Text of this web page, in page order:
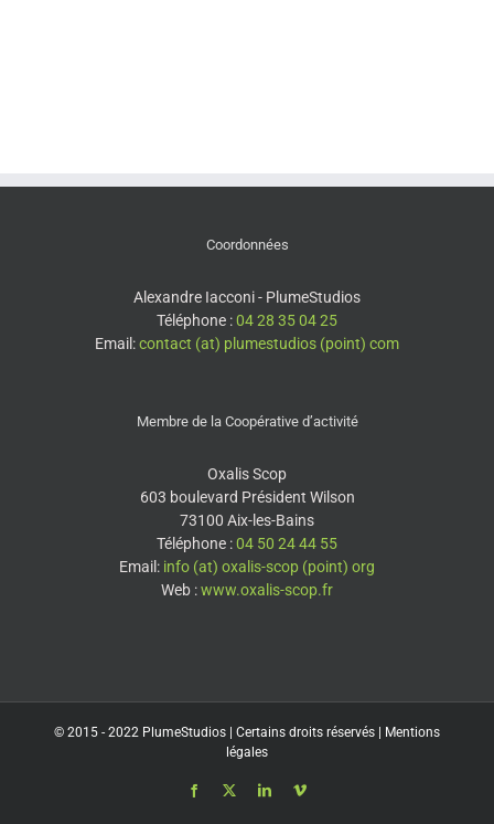
Coordonnées
Alexandre Iacconi - PlumeStudios
Téléphone :04 28 35 04 25
Email:contact (at) plumestudios (point) com
Membre de la Coopérative d’activité
Oxalis Scop
603 boulevard Président Wilson
73100 Aix-les-Bains
Téléphone :04 50 24 44 55
Email: info (at) oxalis-scop (point) org
Web :www.oxalis-scop.fr
© 2015 - 2022 PlumeStudios | Certains droits réservés | Mentions
légales
Facebook LinkedInVimeo